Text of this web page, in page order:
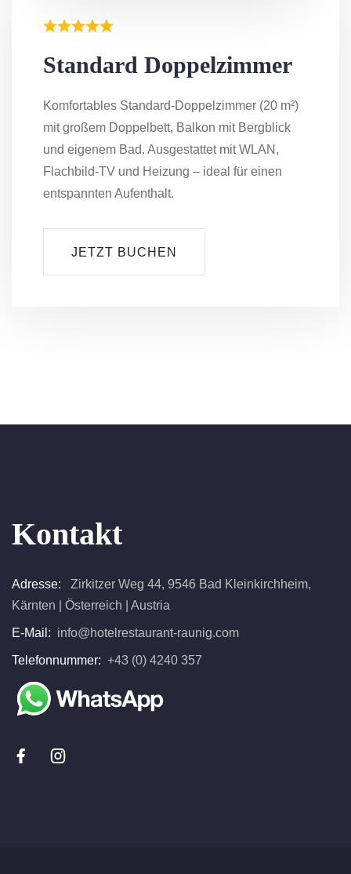
Standard Doppelzimmer
Komfortables Standard-Doppelzimmer (20 m²)
mit großem Doppelbett, Balkon mit Bergblick
und eigenem Bad. Ausgestattet mit WLAN,
Flachbild-TV und Heizung – ideal für einen
entspannten Aufenthalt.
JETZT BUCHEN
Kontakt
Adresse:
Zirkitzer Weg 44, 9546 Bad Kleinkirchheim,
Kärnten | Österreich | Austria
E-Mail: info@hotelrestaurant-raunig.com
Telefonnummer: +43 (0) 4240 357